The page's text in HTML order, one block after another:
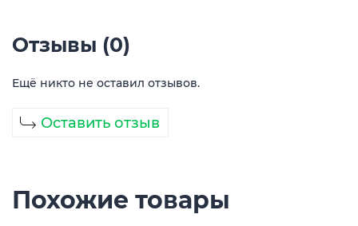
Отзывы (0)
Ещё никто не оставил отзывов.
Оставить отзыв
Похожие товары